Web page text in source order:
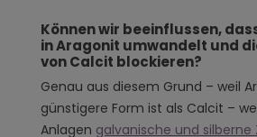
Können wir beeinflussen,
in Aragonit umwandelt und
von Calcit blockieren?
Genau aus diesem Grund – weil
günstigere Form ist als Calcit –
Anlagen galvanische und silberne